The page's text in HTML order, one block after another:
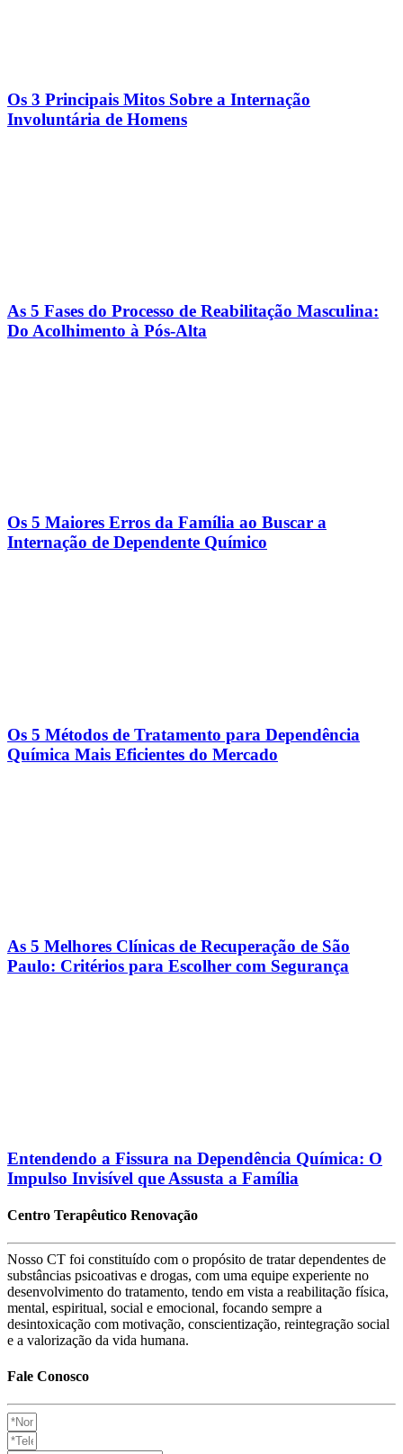
Os 3 Principais Mitos Sobre a Internação
Involuntária de Homens
As 5 Fases do Processo de Reabilitação Masculina:
Do Acolhimento à Pós-Alta
Os 5 Maiores Erros da Família ao Buscar a
Internação de Dependente Químico
Os 5 Métodos de Tratamento para Dependência
Química Mais Eficientes do Mercado
As 5 Melhores Clínicas de Recuperação de São
Paulo: Critérios para Escolher com Segurança
Entendendo a Fissura na Dependência Química: O
Impulso Invisível que Assusta a Família
Centro Terapêutico Renovação
Nosso CT foi constituído com o propósito de tratar dependentes de
substâncias psicoativas e drogas, com uma equipe experiente no
desenvolvimento do tratamento, tendo em vista a reabilitação física,
mental, espiritual, social e emocional, focando sempre a
desintoxicação com motivação, conscientização, reintegração social
e a valorização da vida humana.
Fale Conosco